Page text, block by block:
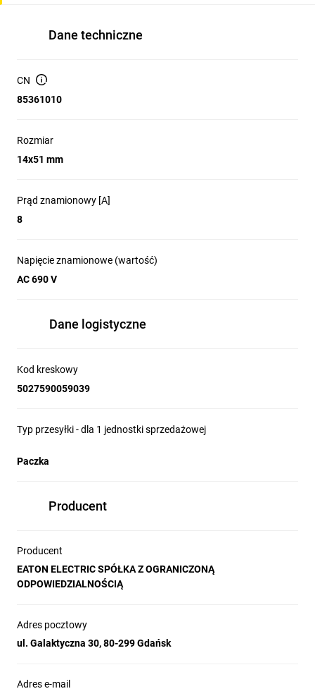
Dane techniczne
CN
85361010
Rozmiar
14x51 mm
Prąd znamionowy [A]
8
Napięcie znamionowe (wartość)
AC 690 V
Dane logistyczne
Kod kreskowy
5027590059039
Typ przesyłki - dla 1 jednostki sprzedażowej
Paczka
Producent
Producent
EATON ELECTRIC SPÓŁKA Z OGRANICZONĄ
ODPOWIEDZIALNOŚCIĄ
Adres pocztowy
ul. Galaktyczna 30, 80-299 Gdańsk
Adres e-mail